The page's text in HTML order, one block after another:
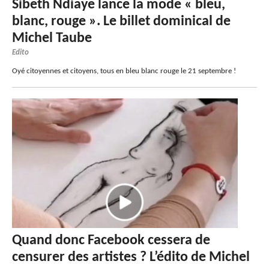
Sibeth Ndiaye lance la mode « bleu,
blanc, rouge ». Le billet dominical de
Michel Taube
Edito
Oyé citoyennes et citoyens, tous en bleu blanc rouge le 21 septembre !
Quand donc Facebook cessera de
censurer des artistes ? L’édito de Michel